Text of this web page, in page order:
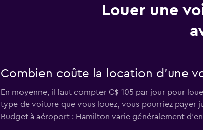
Louer une
Combien coûte la location d’une
En moyenne, il faut compter C$ 105 par jour pour
type de voiture que vous louez, vous pourriez payer
Budget à aéroport : Hamilton varie généralement